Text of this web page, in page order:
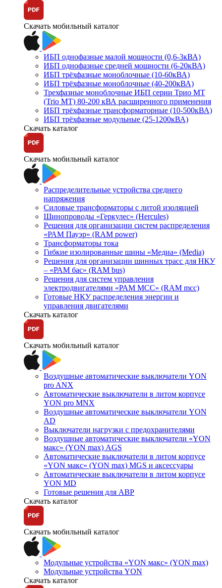
Скачать мобильный каталог
ИБП однофазные малой мощности (0,6-3кВА)
ИБП однофазные средней мощности (6-20кВА)
ИБП трёхфазные моноблочные (10-60кВА)
ИБП трёхфазные моноблочные (40-200кВА)
Трехфазные моноблочные ИБП серии Трио МТ
(Trio MT) 80-200 кВА расширенного применения
ИБП трёхфазные трансформаторные (10-500кВА)
ИБП трёхфазные модульные (25-1200кВА)
Скачать каталог
Скачать мобильный каталог
Распределительные устройства среднего
напряжения
Силовые трансформаторы с литой изоляцией
Шинопроводы «Геркулес» (Hercules)
Решения для организации систем распределения
«РАМ Пауэр» (RAM power)
Трансформаторы тока
Гибкие изолированные шины «Медиа» (Media)
Решения для организации шинных трасс для НКУ
– «РАМ бас» (RAM bus)
Решения для систем управления
электродвигателями «РАМ МСС» (RAM mcc)
Готовые НКУ распределения энергии и
управления двигателями
Скачать каталог
Скачать мобильный каталог
Воздушные автоматические выключатели YON
pro ANX
Автоматические выключатели в литом корпусе
YON pro MNX
Воздушные автоматические выключатели YON
AD
Выключатели нагрузки с предохранителями
Воздушные автоматические выключатели «YON
макс» (YON max) AGS
Автоматические выключатели в литом корпусе
«YON макс» (YON max) MGS и аксессуары
Автоматические выключатели в литом корпусе
YON MD
Готовые решения для АВР
Скачать каталог
Скачать мобильный каталог
Модульные устройства «YON макс» (YON max)
Модульные устройства YON
Скачать каталог